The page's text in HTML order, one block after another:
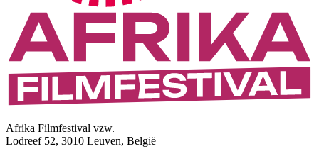
Afrika Filmfestival vzw.
Lodreef 52, 3010 Leuven, België